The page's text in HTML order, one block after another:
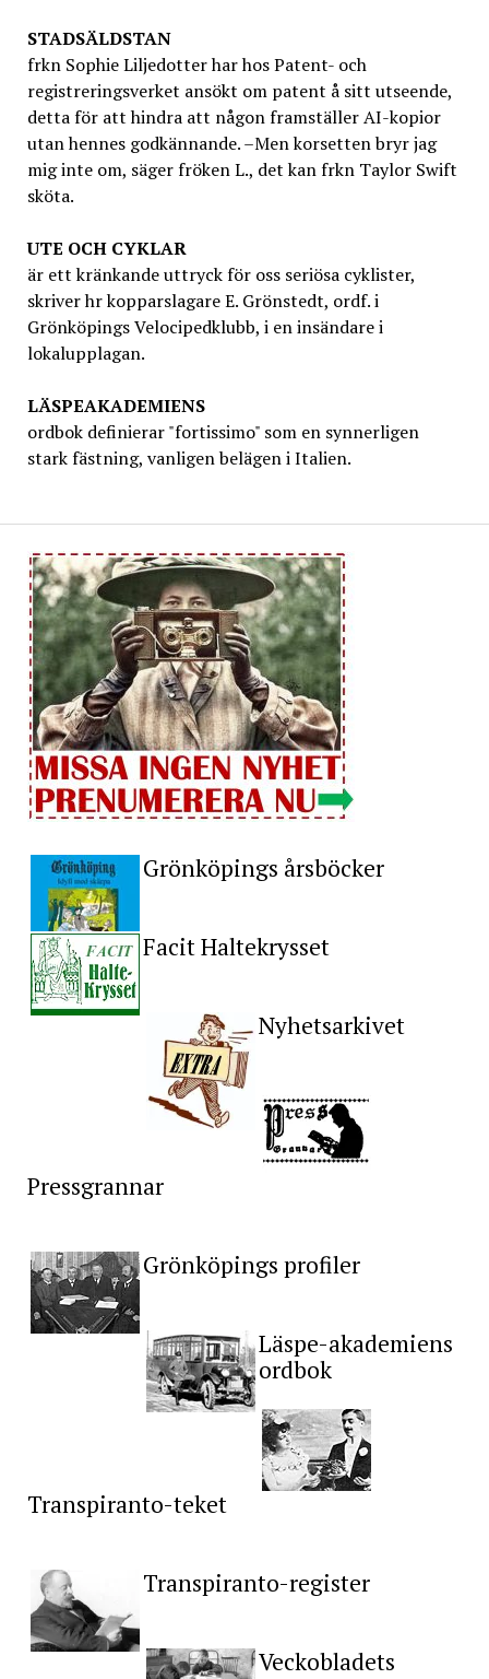
STADSÄLDSTAN
frkn Sophie Liljedotter har hos Patent- och
registreringsverket ansökt om patent å sitt utseende,
detta för att hindra att någon framställer AI-kopior
utan hennes godkännande. –Men korsetten bryr jag
mig inte om, säger fröken L., det kan frkn Taylor Swift
sköta.
UTE OCH CYKLAR
är ett kränkande uttryck för oss seriösa cyklister,
skriver hr kopparslagare E. Grönstedt, ordf. i
Grönköpings Velocipedklubb, i en insändare i
lokalupplagan.
LÄSPEAKADEMIENS
ordbok definierar "fortissimo" som en synnerligen
stark fästning, vanligen belägen i Italien.
Grönköpings årsböcker
Facit Haltekrysset
Nyhetsarkivet
Pressgrannar
Grönköpings profiler
Läspe-akademiens
ordbok
Transpiranto-teket
Transpiranto-register
Veckobladets